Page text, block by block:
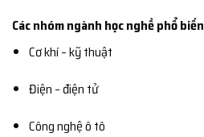
Các nhóm ngành học nghề phổ biến
Cơ khí – kỹ thuật
Điện – điện tử
Công nghệ ô tô